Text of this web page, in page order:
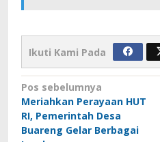
Ikuti Kami Pada
Navigasi
pos
Pos sebelumnya
Meriahkan Perayaan HUT
RI, Pemerintah Desa
Buareng Gelar Berbagai